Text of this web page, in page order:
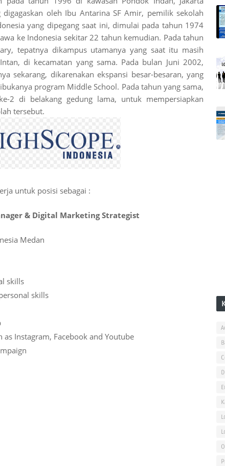
digagaskan oleh Ibu Antarina SF Amir, pemilik sekolah
yang dipegang saat ini, dimulai pada tahun 1974
ke Indonesia sekitar 22 tahun kemudian. Pada tahun
tepatnya dikampus utamanya yang saat itu masih
di kecamatan yang sama. Pada bulan Juni 2002,
sekarang, dikarenakan ekspansi besar-besaran, yang
program Middle School. Pada tahun yang sama,
2 di belakang gedung lama, untuk mempersiapkan
tersebut.
untuk posisi sebagai :
& Digital Marketing Strategist
Medan
skills
skills
Instagram, Facebook and Youtube